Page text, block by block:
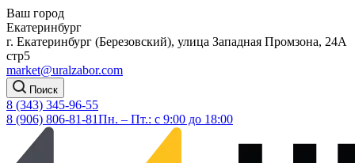
Ваш город
Екатеринбург
г. Екатеринбург (Березовский), улица Западная Промзона, 24А
стр5
market@uralzabor.com
Поиск
8 (343) 345-96-55
8 (906) 806-81-81Пн. – Пт.: с 9:00 до 18:00